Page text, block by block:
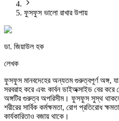
ফুসফুস ভালো রাখার উপায়
ডা. জিয়াউল হক
লেখক
ফুসফুস মানবদেহের অন্যতম গুরুত্বপূর্ণ অঙ্গ, যা
সরবরাহ করে এবং কার্বন ডাইঅক্সাইড বের
অঙ্গটির গুরুত্ব অপরিসীম। ফুসফুস সুস্থ
শরীরের সার্বিক কর্মক্ষমতা, রোগ প্রতিরোধ
কার্যকারিতাও বজায় থাকে।